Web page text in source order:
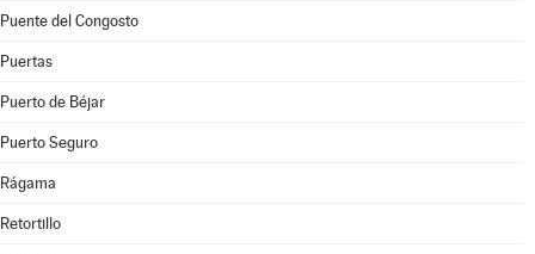
Puente del Congosto
Puertas
Puerto de Béjar
Puerto Seguro
Rágama
Retortillo